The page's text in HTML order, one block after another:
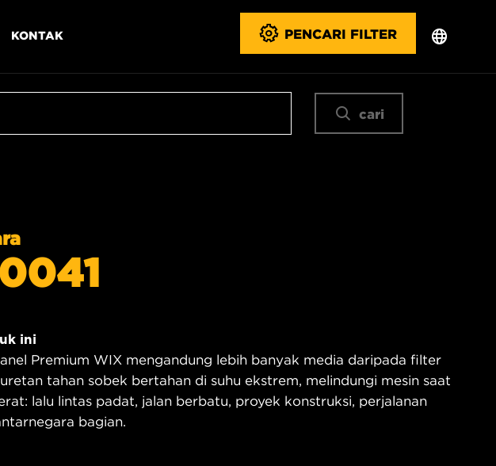
KONTAK PENCARI FILTER
cari
ini
Premium WIX mengandung lebih banyak media daripada filter
tahan sobek bertahan di suhu ekstrem, melindungi mesin saat
lalu lintas padat, jalan berbatu, proyek konstruksi, perjalanan
bagian.